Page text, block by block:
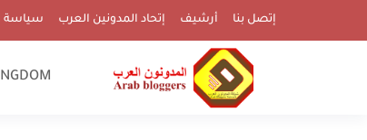
إتصل بنا أرشيف إتحاد المدونين العرب سياسة